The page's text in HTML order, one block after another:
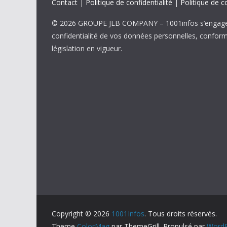
Contact | Politique de confidentialité | Politique de
© 2026 GROUPE JLB COMPANY – 1001infos
confidentialité de vos données personnelles,
législation en vigueur.
Copyright © 2026 1001Infos. Tous droits réservés.